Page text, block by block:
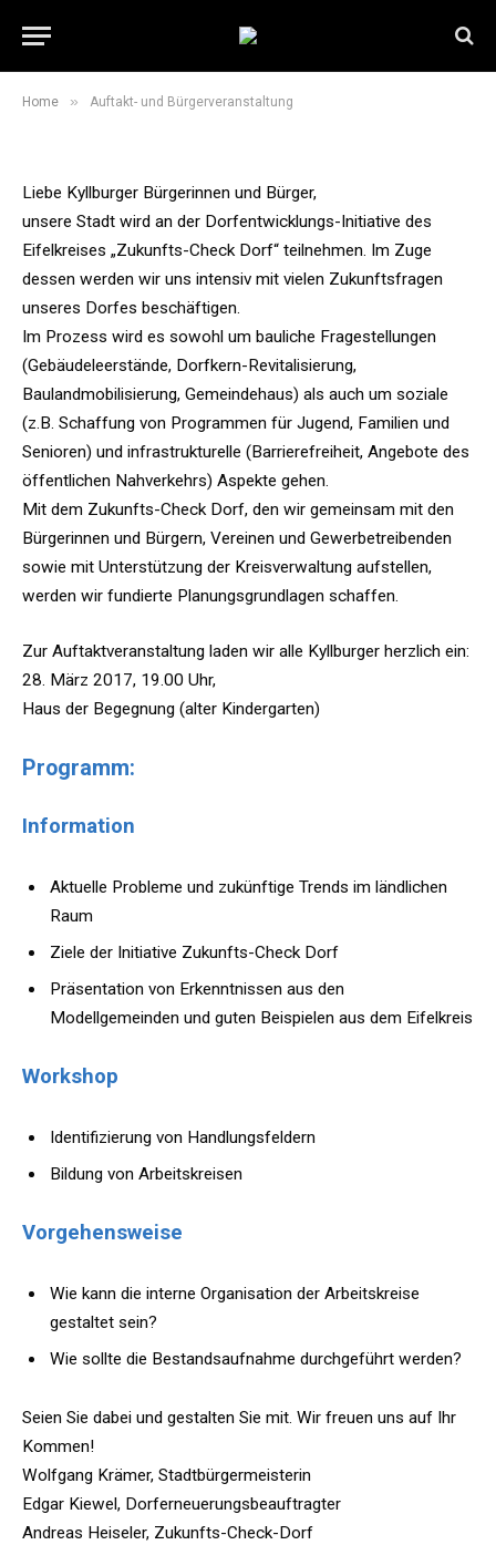
Home » Auftakt- und Bürgerveranstaltung
Bürgerveranstaltung
Liebe Kyllburger Bürgerinnen und Bürger,
unsere Stadt wird an der Dorfentwicklungs-Initiative des
Eifelkreises „Zukunfts-Check Dorf“ teilnehmen. Im Zuge
dessen werden wir uns intensiv mit vielen Zukunftsfragen
unseres Dorfes beschäftigen.
Im Prozess wird es sowohl um bauliche Fragestellungen
(Gebäudeleerstände, Dorfkern-Revitalisierung,
Baulandmobilisierung, Gemeindehaus) als auch um soziale
(z.B. Schaffung von Programmen für Jugend, Familien und
Senioren) und infrastrukturelle (Barrierefreiheit, Angebote des
öffentlichen Nahverkehrs) Aspekte gehen.
Mit dem Zukunfts-Check Dorf, den wir gemeinsam mit den
Bürgerinnen und Bürgern, Vereinen und Gewerbetreibenden
sowie mit Unterstützung der Kreisverwaltung aufstellen,
werden wir fundierte Planungsgrundlagen schaffen.
Zur Auftaktveranstaltung laden wir alle Kyllburger herzlich ein:
28. März 2017, 19.00 Uhr,
Haus der Begegnung (alter Kindergarten)
Programm:
Information
Aktuelle Probleme und zukünftige Trends im ländlichen
Raum
Ziele der Initiative Zukunfts-Check Dorf
Präsentation von Erkenntnissen aus den
Modellgemeinden und guten Beispielen aus dem Eifelkreis
Workshop
Identifizierung von Handlungsfeldern
Bildung von Arbeitskreisen
Vorgehensweise
Wie kann die interne Organisation der Arbeitskreise
gestaltet sein?
Wie sollte die Bestandsaufnahme durchgeführt werden?
Seien Sie dabei und gestalten Sie mit. Wir freuen uns auf Ihr
Kommen!
Wolfgang Krämer, Stadtbürgermeisterin
Edgar Kiewel, Dorferneuerungsbeauftragter
Andreas Heiseler, Zukunfts-Check-Dorf